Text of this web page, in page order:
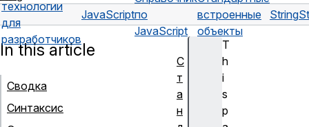
технологии
для
разработчиков
JavaScriptпо
JavaScript
встроенные
объекты
String
T
h
i
s
p
In this article
Сводка
Синтаксис
С
т
а
н